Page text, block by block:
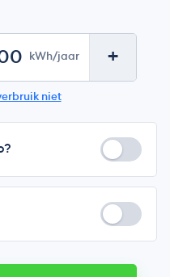
kWh/jaar +
niet